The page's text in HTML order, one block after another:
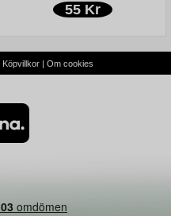
55 Kr
Köpvillkor| Om cookies